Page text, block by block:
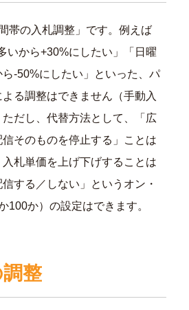
帯の入札調整」です。例えば
いから+30%にしたい」「日曜
-50%にしたい」といった、パ
る調整はできません（手動入
だし、代替方法として、「広
そのものを停止する」ことは
札単価を上げ下げすることは
する／しない」というオン・
100か）の設定はできます。
整